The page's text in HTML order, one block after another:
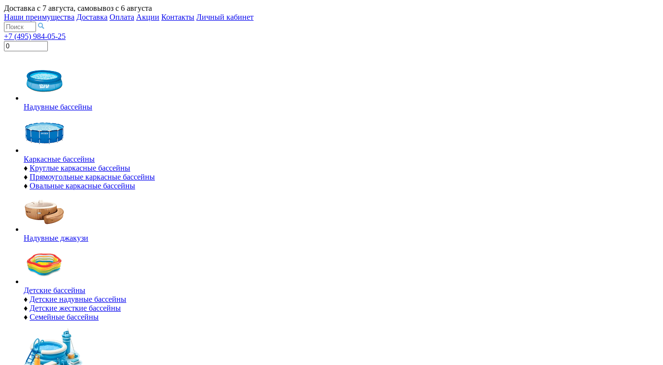
Доставка с 7 августа, самовывоз с 6 августа
Наши преимущества Доставка Оплата Акции Контакты Личный кабинет
+7 (495) 984-05-25
Надувные бассейны
Каркасные бассейны
♦ Круглые каркасные бассейны
♦ Прямоугольные каркасные бассейны
♦ Овальные каркасные бассейны
Надувные джакузи
Детские бассейны
♦ Детские надувные бассейны
♦ Детские жесткие бассейны
♦ Семейные бассейны